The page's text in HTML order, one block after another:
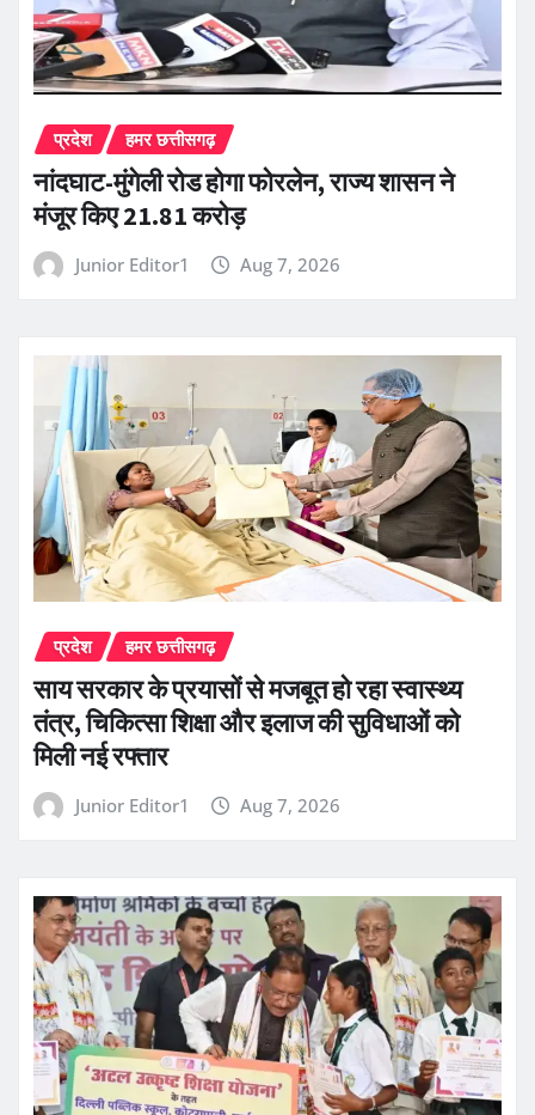
प्रदेश हमर छत्तीसगढ़
नांदघाट-मुंगेली रोड होगा फोरलेन, राज्य शासन ने
मंजूर किए 21.81 करोड़
Junior Editor1 Aug 7, 2026
प्रदेश हमर छत्तीसगढ़
साय सरकार के प्रयासों से मजबूत हो रहा स्वास्थ्य
तंत्र, चिकित्सा शिक्षा और इलाज की सुविधाओं को
मिली नई रफ्तार
Junior Editor1 Aug 7, 2026